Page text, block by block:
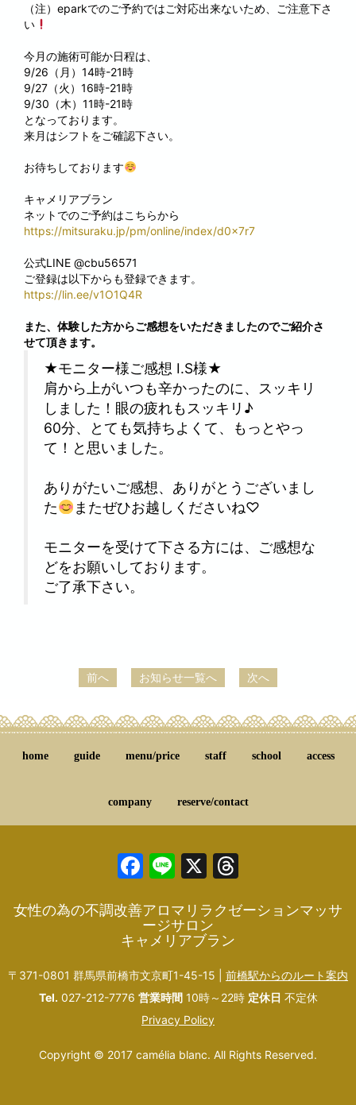
（注）eparkでのご予約ではご対応出来ないため、ご注意下さ
い
今月の施術可能か日程は、
9/26（月）14時-21時
9/27（火）16時-21時
9/30（木）11時-21時
となっております。
来月はシフトをご確認下さい。
お待ちしております
キャメリアブラン
ネットでのご予約はこちらから
https://mitsuraku.jp/pm/online/index/d0x7r7
公式LINE @cbu56571
ご登録は以下からも登録できます。
https://lin.ee/v1O1Q4R
また、体験した方からご感想をいただきましたのでご紹介さ
せて頂きます。
★モニター様ご感想 I.S様★
肩から上がいつも辛かったのに、スッキリ
しました！眼の疲れもスッキリ♪
60分、とても気持ちよくて、もっとやっ
て！と思いました。
ありがたいご感想、ありがとうございまし
た
またぜひお越しくださいね♡
モニターを受けて下さる方には、ご感想な
どをお願いしております。
ご了承下さい。
前へ お知らせ一覧へ 次へ
home guide menu/price staff school access
company reserve/contact
Facebook
Line
X
女性の為の不調改善アロマリラクゼーションマッサ
ージサロン
キャメリアブラン
〒371-0801 群馬県前橋市文京町1-45-15 | 前橋駅からのルート案内
Tel. 027-212-7776 営業時間10時～22時 定休日 不定休
Privacy Policy
Copyright © 2017 camélia blanc. All Rights Reserved.